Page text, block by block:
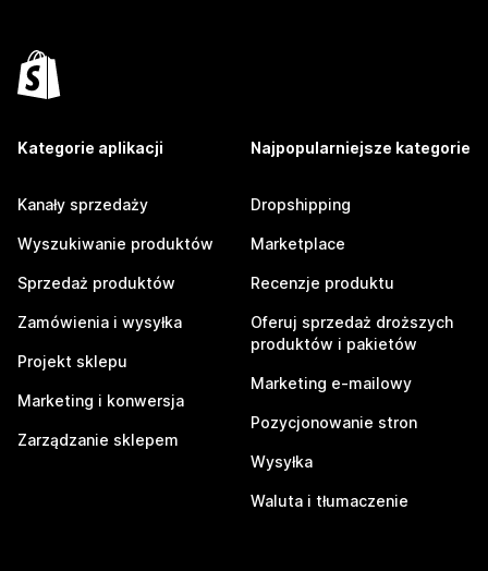
Kategorie aplikacji
Kanały sprzedaży
Wyszukiwanie produktów
Sprzedaż produktów
Zamówienia i wysyłka
Projekt sklepu
Marketing i konwersja
Zarządzanie sklepem
Najpopularniejsze kategorie
Dropshipping
Marketplace
Recenzje produktu
Oferuj sprzedaż droższych
produktów i pakietów
Marketing e-mailowy
Pozycjonowanie stron
Wysyłka
Waluta i tłumaczenie